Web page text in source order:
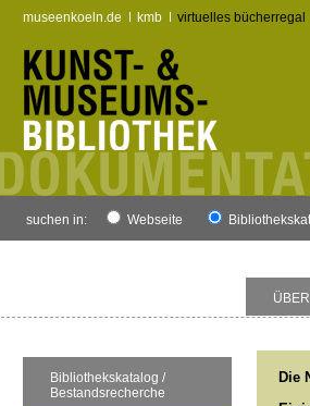
museenkoeln.de kmb virtuelles bücherregal
suchen in: Webseite
Bibliothekskatalog /
Bestandsrecherche
Die